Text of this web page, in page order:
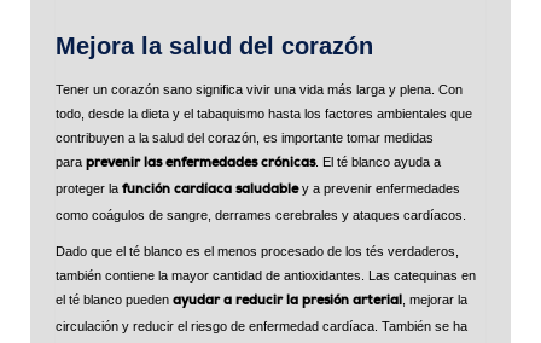
Mejora la salud del corazón
Tener un corazón sano significa vivir una vida más larga y plena. Con
todo, desde la dieta y el tabaquismo hasta los factores ambientales que
contribuyen a la salud del corazón, es importante tomar medidas
para prevenir las enfermedades crónicas. El té blanco ayuda a
proteger la función cardíaca saludabley a prevenir enfermedades
como coágulos de sangre, derrames cerebrales y ataques cardíacos.
Dado que el té blanco es el menos procesado de los tés verdaderos,
también contiene la mayor cantidad de antioxidantes. Las catequinas en
el té blanco pueden ayudar a reducir la presión arterial
, mejorar la
circulación y reducir el riesgo de enfermedad cardíaca. También se ha